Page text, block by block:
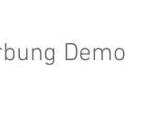
Demo